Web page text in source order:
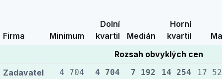
Firma Minimum
Dolní
kvartil
Medián
Horní
kvartil
Rozsah obvyklých cen
Zadavatel
4 704 4 704 7 192 14 254 17